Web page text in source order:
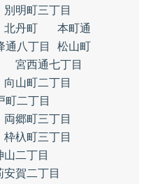
別明町三丁目
北丹町
本町通
通八丁目
松山町
宮西通七丁目
向山町二丁目
町二丁目
両郷町三丁目
枠杁町三丁目
山二丁目
安賀二丁目